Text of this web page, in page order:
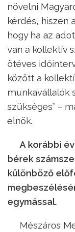
növelni
kérdés, hiszen
hogy ha az
van a kollektív
ötéves
között a
munkavállalók
szükséges” –
elnök.
A korábbi
bérek
különböző
egymással.
Mészáros